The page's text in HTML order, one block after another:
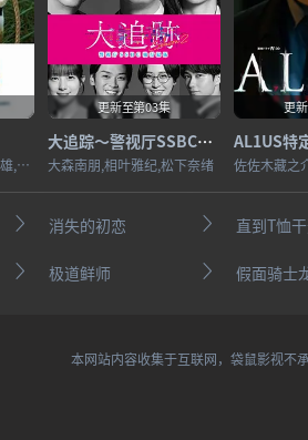
广濑铃,冈田将生,草刈正雄,松岛菜菜子,藤木直人,清原翔,福地桃子,小林隆,音尾琢真,安田显,高畑淳子,仙道敦子,山田裕贵,户次重幸,小林绫子,吉泽亮,犬饲贵丈,工藤阿须加,中原丈雄,北乃绮,富田望生,柄本佑,内村光良
更新至第03集
大追踪〜警视厅SSBC强行犯系〜第二季
大森南朋,相叶雅纪,松下奈绪
更
AL1US特
消失的初恋 直到T恤
极道鲜师 假面骑士
本网站内容收集于互联网，袋鼠影视不